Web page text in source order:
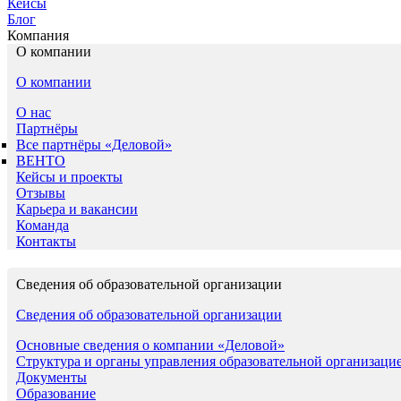
Кейсы
Блог
Компания
О компании
О компании
О нас
Партнёры
Все партнёры «Деловой»
ВЕНТО
Кейсы и проекты
Отзывы
Карьера и вакансии
Команда
Контакты
Сведения об образовательной организации
Сведения об образовательной организации
Основные сведения о компании «Деловой»
Структура и органы управления образовательной
Документы
Образование